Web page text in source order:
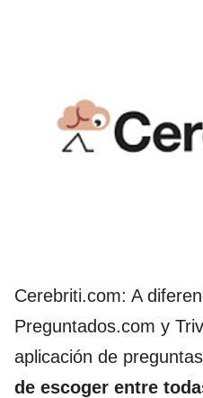
Cerebriti.com: A
Preguntados.com y
aplicación de
de escoger entre